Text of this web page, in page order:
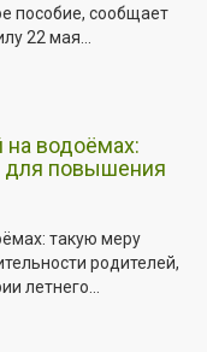
пособие, сообщает
22 мая...
водоёмах:
для повышения
такую меру
родителей,
летнего...